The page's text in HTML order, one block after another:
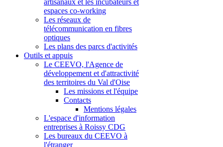
artisanaux et les incubateurs et
espaces co-working
Les réseaux de
télécommunication en fibres
optiques
Les plans des parcs d'activités
Outils et appuis
Le CEEVO, l'Agence de
développement et d'attractivité
des territoires du Val d'Oise
Les missions et l'équipe
Contacts
Mentions légales
L'espace d'information
entreprises à Roissy CDG
Les bureaux du CEEVO à
l'étranger